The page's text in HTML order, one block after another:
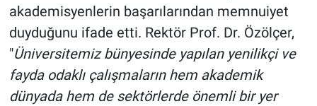
akademisyenlerin başarılarından memnuiyet
duyduğunu ifade etti. Rektör Prof. Dr. Özölçer,
"Üniversitemiz bünyesinde yapılan yenilikçi ve
fayda odaklı çalışmaların hem akademik
dünyada hem de sektörlerde önemli bir yer